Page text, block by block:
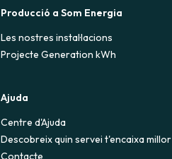
Producció a Som Energia
Les nostres instal·lacions
Projecte Generation kWh
Ajuda
Centre d'Ajuda
Descobreix quin servei t'encaixa millor
Contacte